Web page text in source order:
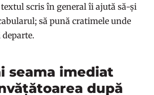
scris în general îi ajută să-și
să pună cratimele unde
seama imediat
după